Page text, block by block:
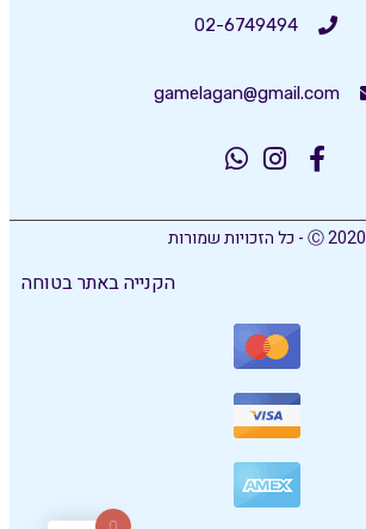
02-6749494
gamelagan@gmail.com
Ⓒ 2020 - כל הזכויות שמורות
הקנייה באתר בטוחה